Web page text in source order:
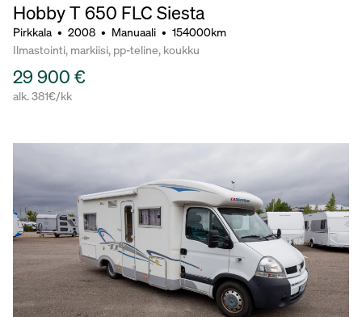
Hobby T 650 FLC Siesta
Pirkkala • 2008 • Manuaali • 154000km
Ilmastointi, markiisi, pp-teline, koukku
29 900 €
alk. 381€/kk